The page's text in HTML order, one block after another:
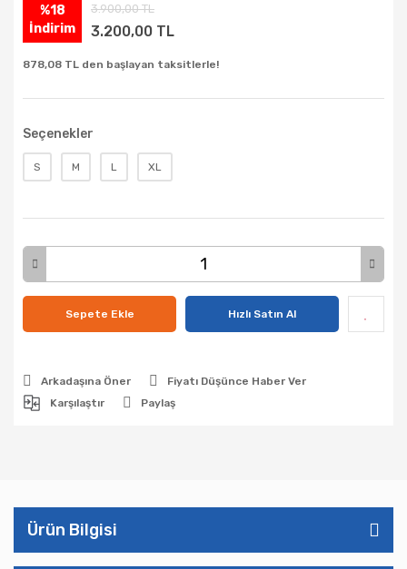
%18
İndirim
3.900,00 TL
3.200,00 TL
878,08 TL den başlayan taksitlerle!
Seçenekler
S M L XL
Sepete Ekle Hızlı Satın Al
Arkadaşına Öner
Fiyatı Düşünce Haber Ver
Karşılaştır
Paylaş
Ürün Bilgisi